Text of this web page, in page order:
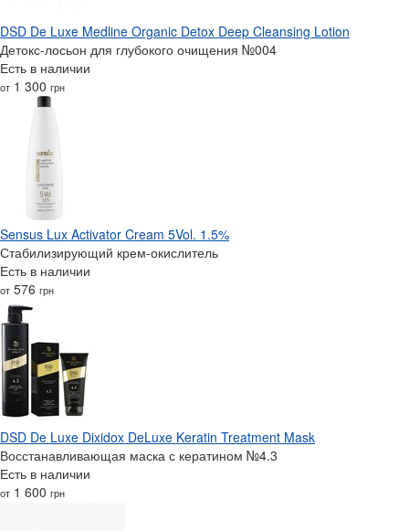
DSD De Luxe Medline Organic Detox Deep Cleansing Lotion
Детокс-лосьон для глубокого очищения №004
Есть в наличии
от 1 300 грн
Sensus Lux Activator Cream 5Vol. 1.5%
Стабилизирующий крем-окислитель
Есть в наличии
от 576 грн
DSD De Luxe Dixidox DeLuxe Keratin Treatment Mask
Восстанавливающая маска с кератином №4.3
Есть в наличии
от 1 600 грн